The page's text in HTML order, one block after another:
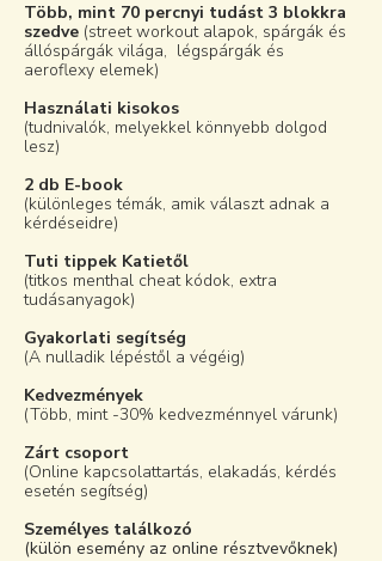
Több, mint 70 percnyi tudást 3 blokkra
szedve (street workout alapok, spárgák és
állóspárgák világa, légspárgák és
aeroflexy elemek)
Használati kisokos
(tudnivalók, melyekkel könnyebb dolgod
lesz)
2 db E-book
(különleges témák, amik választ adnak a
kérdéseidre)
Tuti tippek Katietől
(titkos menthal cheat kódok, extra
tudásanyagok)
Gyakorlati segítség
​(A nulladik lépéstől a végéig)
Kedvezmények
​(Több, mint -30% kedvezménnyel várunk)
Zárt csoport
(Online kapcsolattartás, elakadás, kérdés
esetén segítség)
Személyes találkozó
(külön esemény az online résztvevőknek)